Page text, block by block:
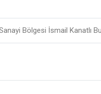
Bölgesi İsmail Kanatlı